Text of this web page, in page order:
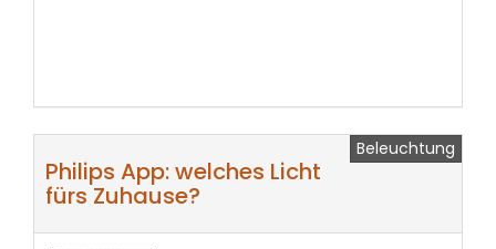
Beleuchtung
Philips App: welches Licht
fürs Zuhause?